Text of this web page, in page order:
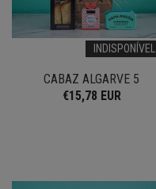
INDISPONÍVEL
CABAZ ALGARVE 5
€15,78 EUR